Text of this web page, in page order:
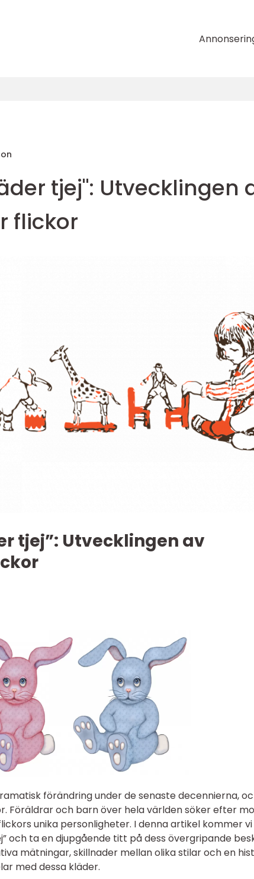
tjej": Utvecklingen
flickor
tjej”: Utvecklingen av
förändring under de senaste decennierna,
Föräldrar och barn över hela världen söker efter
unika personligheter. I denna artikel kommer
och ta en djupgående titt på dess övergripande
mätningar, skillnader mellan olika stilar och en
med dessa kläder.